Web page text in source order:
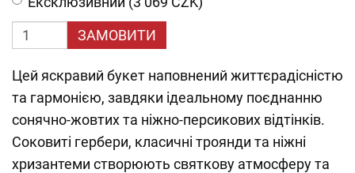
ЗАМОВИТИ
Цей яскравий букет наповнений життєрадісністю
та гармонією, завдяки ідеальному поєднанню
сонячно-жовтих та ніжно-персикових відтінків.
Соковиті гербери, класичні троянди та ніжні
хризантеми створюють святкову атмосферу та